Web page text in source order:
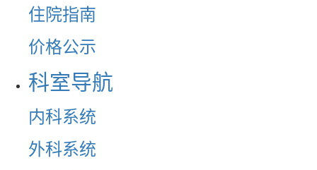
住院指南
价格公示
科室导航
内科系统
外科系统